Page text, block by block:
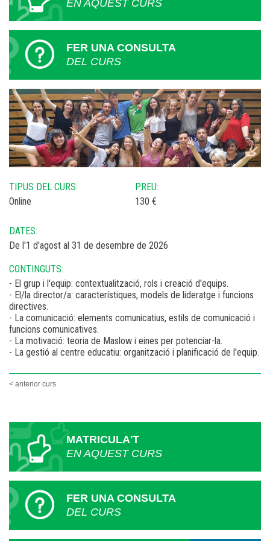
EN AQUEST CURS
FER UNA CONSULTA
DEL CURS
TIPUS DEL CURS:
Online
PREU:
130 €
DATES:
De l'1 d'agost al 31 de desembre de 2026
CONTINGUTS:
- El grup i l'equip: contextualització, rols i creació d'equips.
- El/la director/a: característiques, models de lideratge i funcions
directives.
- La comunicació: elements comunicatius, estils de comunicació i
funcions comunicatives.
- La motivació: teoria de Maslow i eines per potenciar-la.
- La gestió al centre educatiu: organització i planificació de l'equip.
< anterior curs
MATRICULA'T
EN AQUEST CURS
FER UNA CONSULTA
DEL CURS